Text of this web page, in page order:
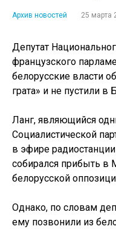
Архив новостей 25 марта
Депутат
французского
белорусские власти
грата» и не пустили в
Ланг, являющийся
Социалистической
в эфире
собирался прибыть
белорусской
Однако, по словам
ему позвонили из